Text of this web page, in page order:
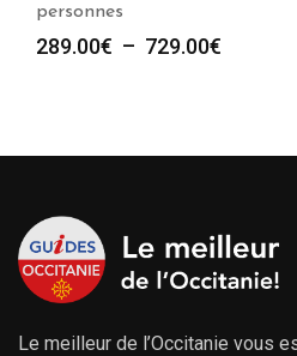
personnes
289.00€ – 729.00€
à
Le meilleur de l’Occitanie vous